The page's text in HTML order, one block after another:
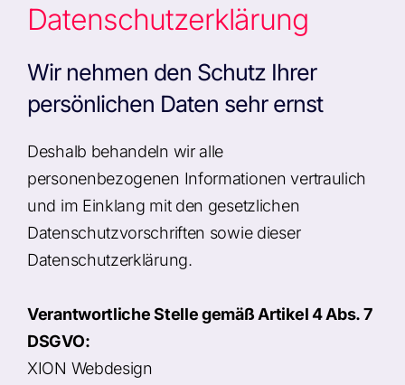
Datenschutzerklärung
Wir nehmen den Schutz Ihrer
persönlichen Daten sehr ernst
Deshalb behandeln wir alle
personenbezogenen Informationen vertraulich
und im Einklang mit den gesetzlichen
Datenschutzvorschriften sowie dieser
Datenschutzerklärung.
Verantwortliche Stelle gemäß Artikel 4 Abs. 7
DSGVO:
XION Webdesign